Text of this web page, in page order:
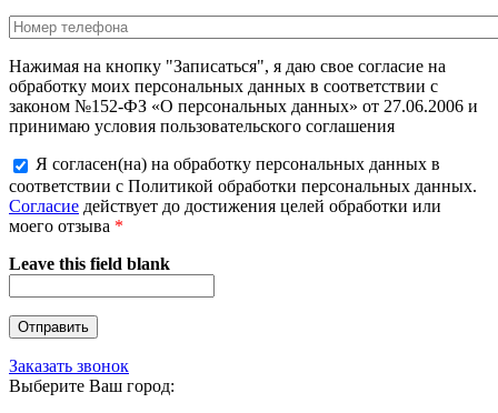
Нажимая на кнопку "Записаться", я даю свое согласие на
обработку моих персональных данных в соответствии с
законом №152-ФЗ «О персональных данных» от 27.06.2006 и
принимаю условия пользовательского соглашения
Я согласен(на) на обработку персональных данных в
соответствии с Политикой обработки персональных данных.
Согласие действует до достижения целей обработки или
моего отзыва *
Leave this field blank
Заказать звонок
Выберите Ваш город: